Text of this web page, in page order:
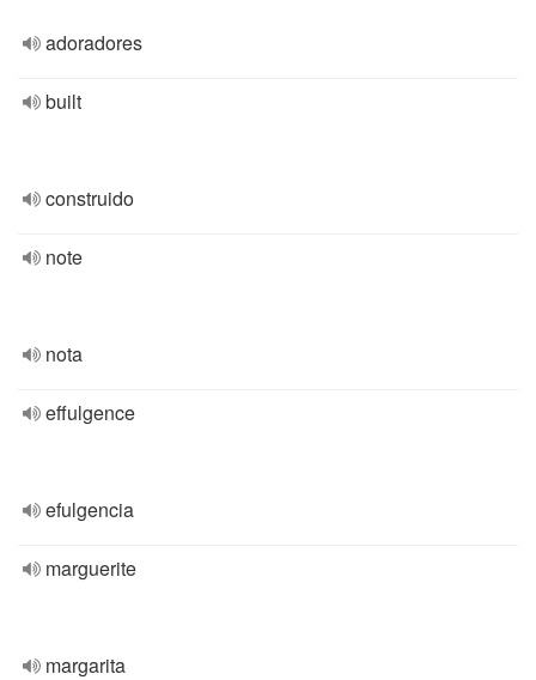
adoradores
built
construido
note
nota
effulgence
efulgencia
marguerite
margarita